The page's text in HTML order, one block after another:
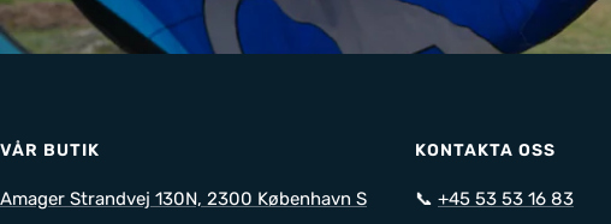
VÅR BUTIK
Amager Strandvej 130N, 2300 København S
KONTAKTA OSS
📞 +45 53 53 16 83